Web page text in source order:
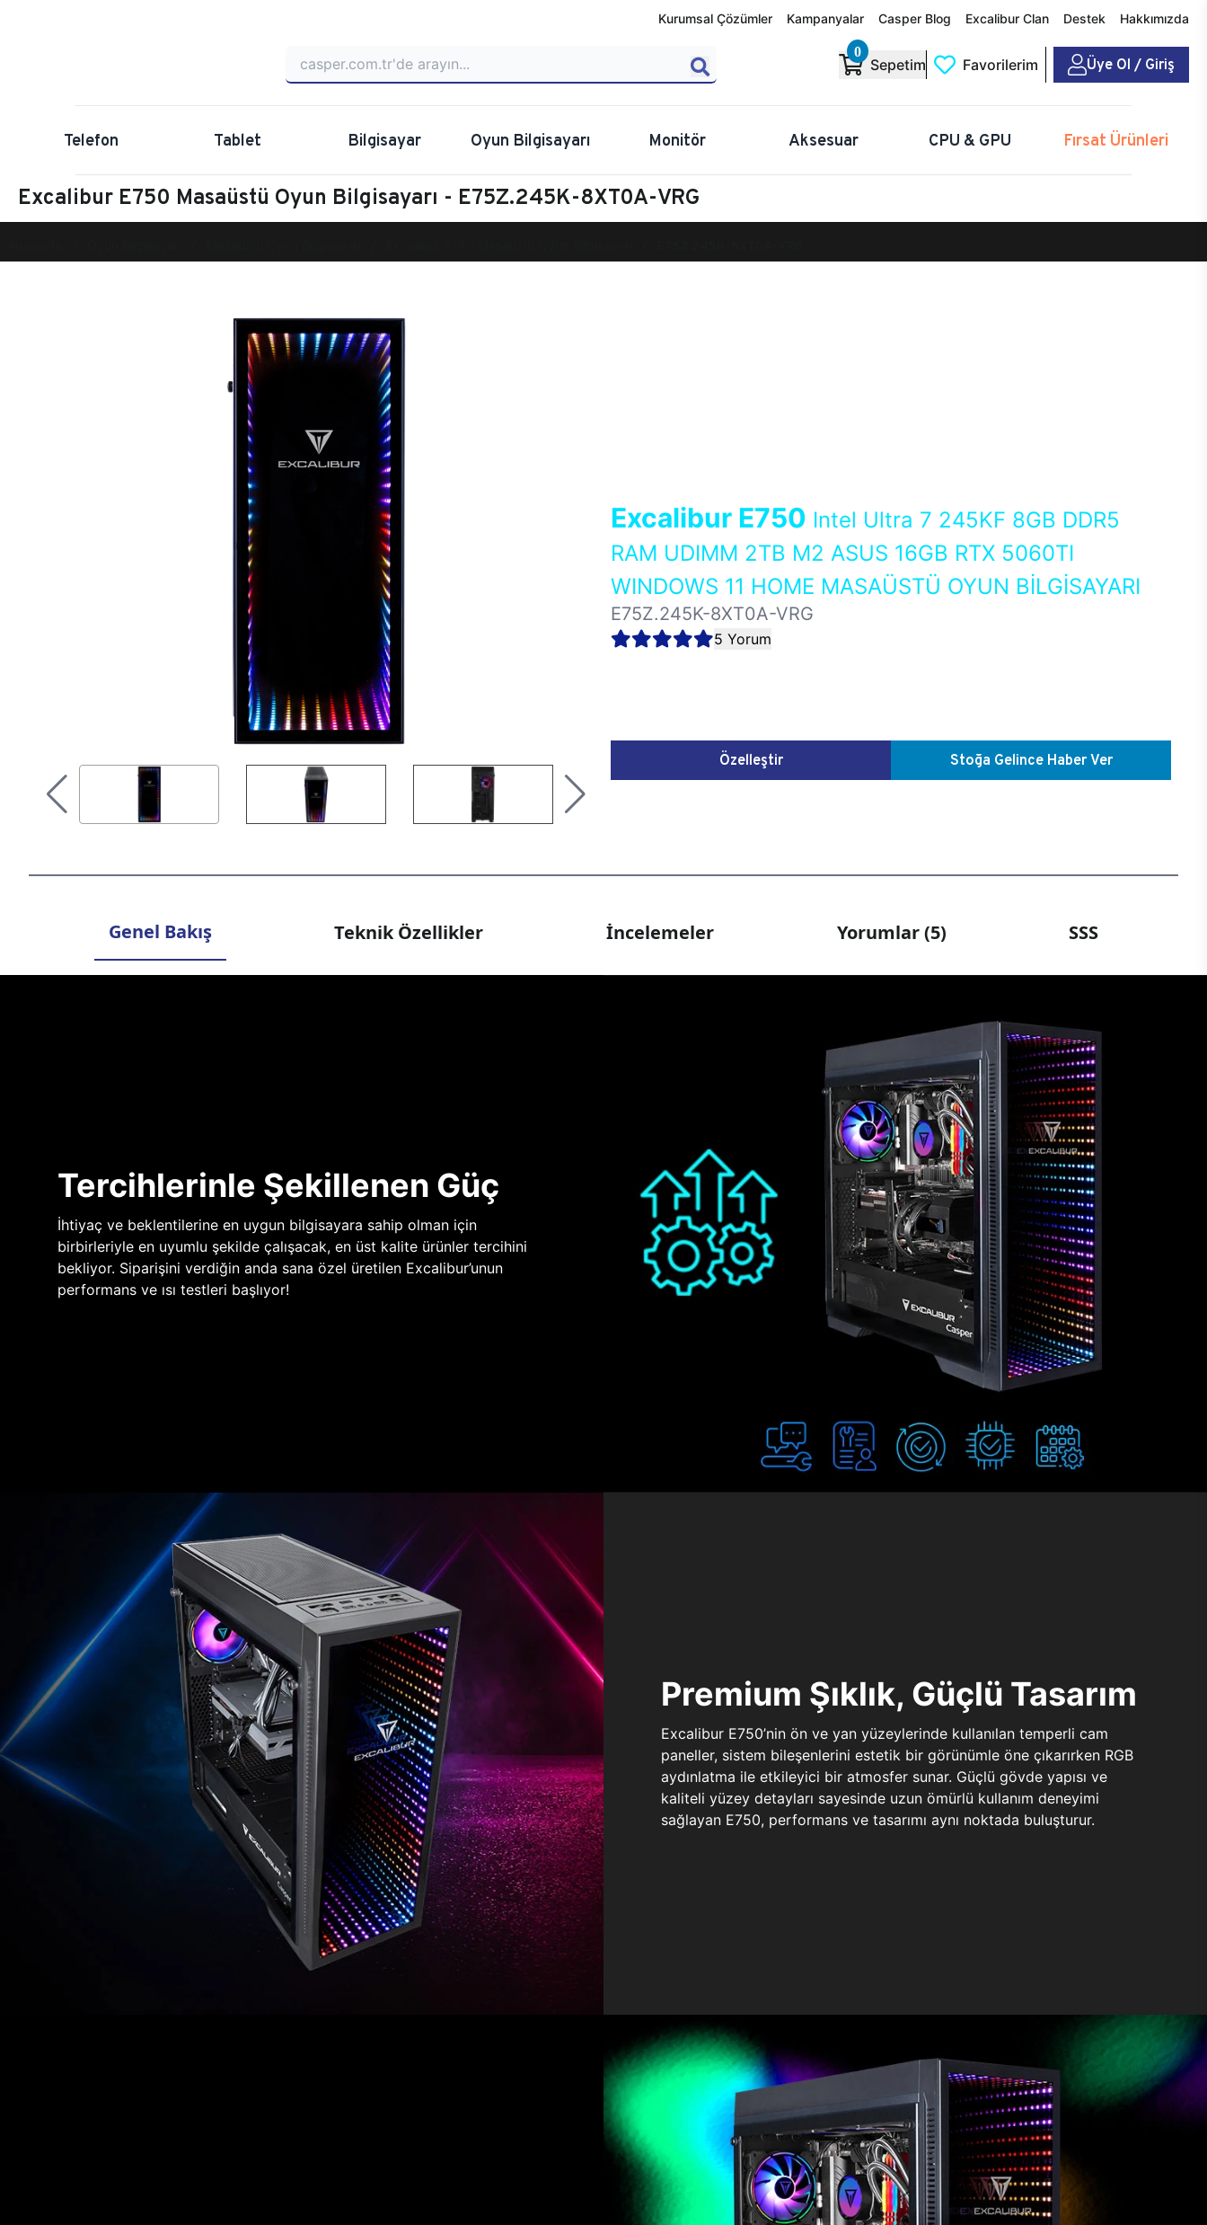
Kurumsal Çözümler Kampanyalar Casper Blog Excalibur Clan Destek Hakkımızda
0
Sepetim Favorilerim Üye Ol / Giriş
Telefon Tablet Bilgisayar Oyun Bilgisayarı Monitör Aksesuar CPU & GPU Fırsat Ürünleri
Excalibur E750 Masaüstü Oyun Bilgisayarı - E75Z.245K-8XT0A-VRG
Excalibur E750 Intel Ultra 7 245KF 8GB DDR5
RAM UDIMM 2TB M2 ASUS 16GB RTX 5060TI
WINDOWS 11 HOME MASAÜSTÜ OYUN BİLGİSAYARI
E75Z.245K-8XT0A-VRG
5 Yorum
Özelleştir Stoğa Gelince Haber Ver
Genel Bakış Teknik Özellikler İncelemeler Yorumlar (5) SSS
Tercihlerinle Şekillenen Güç
İhtiyaç ve beklentilerine en uygun bilgisayara sahip olman için
birbirleriyle en uyumlu şekilde çalışacak, en üst kalite ürünler tercihini
bekliyor. Siparişini verdiğin anda sana özel üretilen Excalibur’unun
performans ve ısı testleri başlıyor!
Premium Şıklık, Güçlü Tasarım
Excalibur E750’nin ön ve yan yüzeylerinde kullanılan temperli cam
paneller, sistem bileşenlerini estetik bir görünümle öne çıkarırken RGB
aydınlatma ile etkileyici bir atmosfer sunar. Güçlü gövde yapısı ve
kaliteli yüzey detayları sayesinde uzun ömürlü kullanım deneyimi
sağlayan E750, performans ve tasarımı aynı noktada buluşturur.